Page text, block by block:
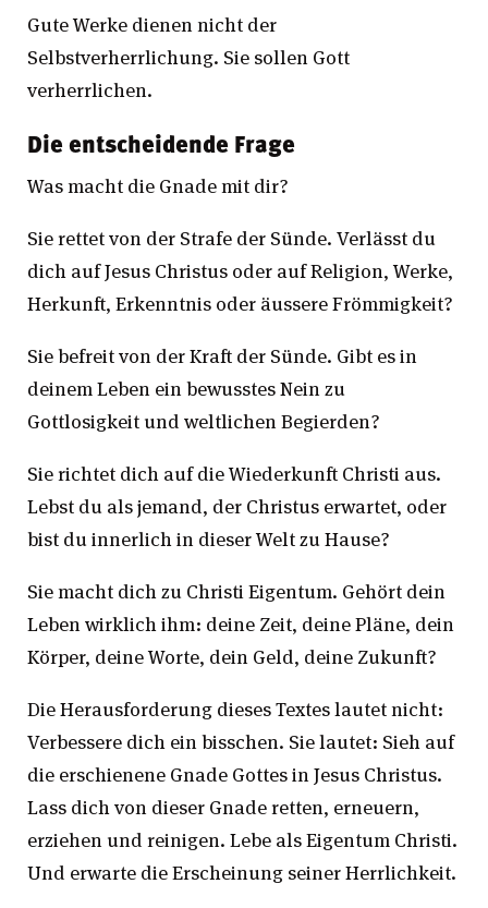
Gute Werke dienen nicht der
Selbstverherrlichung. Sie sollen Gott
verherrlichen.
Die entscheidende Frage
Was macht die Gnade mit dir?
Sie rettet von der Strafe der Sünde. Verlässt du
dich auf Jesus Christus oder auf Religion, Werke,
Herkunft, Erkenntnis oder äussere Frömmigkeit?
Sie befreit von der Kraft der Sünde. Gibt es in
deinem Leben ein bewusstes Nein zu
Gottlosigkeit und weltlichen Begierden?
Sie richtet dich auf die Wiederkunft Christi aus.
Lebst du als jemand, der Christus erwartet, oder
bist du innerlich in dieser Welt zu Hause?
Sie macht dich zu Christi Eigentum. Gehört dein
Leben wirklich ihm: deine Zeit, deine Pläne, dein
Körper, deine Worte, dein Geld, deine Zukunft?
Die Herausforderung dieses Textes lautet nicht:
Verbessere dich ein bisschen. Sie lautet: Sieh auf
die erschienene Gnade Gottes in Jesus Christus.
Lass dich von dieser Gnade retten, erneuern,
erziehen und reinigen. Lebe als Eigentum Christi.
Und erwarte die Erscheinung seiner Herrlichkeit.